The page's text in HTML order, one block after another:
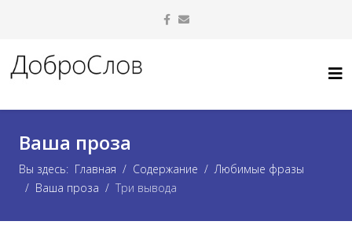
Ваша проза
Вы здесь: Главная Содержание
Любимые фразы
Ваша проза
Три вывода